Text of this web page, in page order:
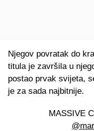
Njegov povratak do
titula je završila u
postao prvak svijeta,
je za sada najbitnije.
MASSIVE